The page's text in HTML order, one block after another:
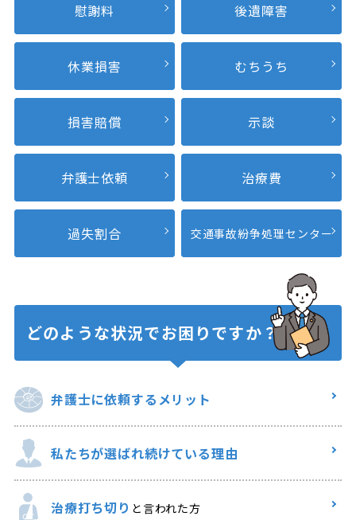
慰謝料 後遺障害
休業損害 むちうち
損害賠償 示談
弁護士依頼 治療費
過失割合 交通事故紛争処理センター
どのような状況でお困りですか？
弁護士に依頼するメリット
私たちが選ばれ続けている理由
治療打ち切り と言われた方